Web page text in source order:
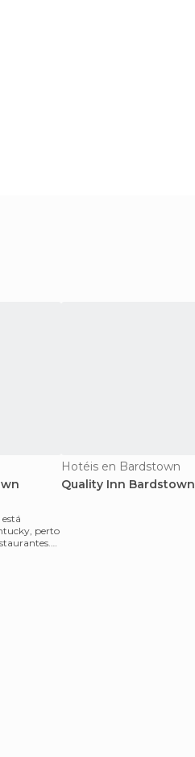
perto
Hotéis en Bardstown
Quality Inn Bardstown